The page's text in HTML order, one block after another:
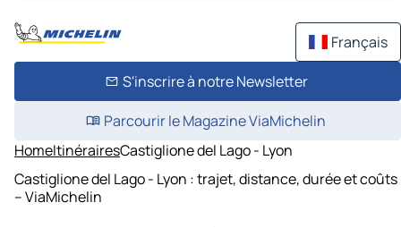
Français
S'inscrire à notre Newsletter
Parcourir le Magazine ViaMichelin
HomeItinérairesCastiglione del Lago - Lyon
Castiglione del Lago - Lyon : trajet, distance, durée et coûts
– ViaMichelin